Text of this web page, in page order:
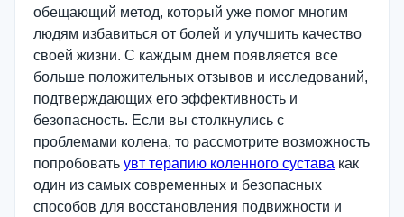
обещающий метод, который уже помог многим
людям избавиться от болей и улучшить качество
своей жизни. С каждым днем появляется все
больше положительных отзывов и исследований,
подтверждающих его эффективность и
безопасность. Если вы столкнулись с
проблемами колена, то рассмотрите возможность
попробовать увт терапию коленного сустава как
один из самых современных и безопасных
способов для восстановления подвижности и